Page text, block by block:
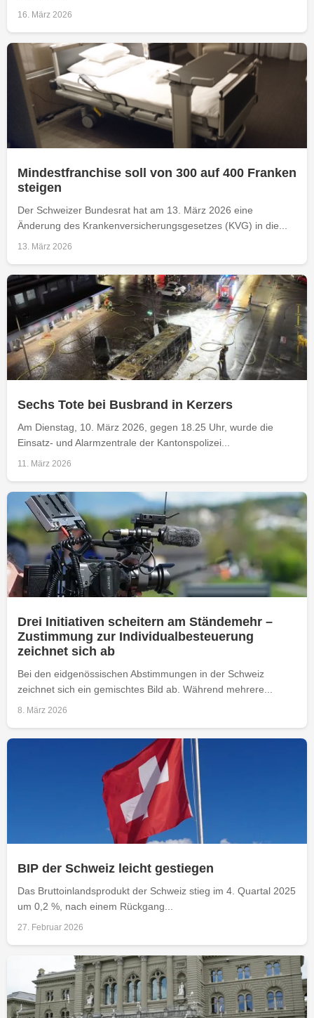
16. März 2026
Mindestfranchise soll von 300 auf 400 Franken
steigen
Der Schweizer Bundesrat hat am 13. März 2026 eine
Änderung des Krankenversicherungsgesetzes (KVG) in die...
13. März 2026
Sechs Tote bei Busbrand in Kerzers
Am Dienstag, 10. März 2026, gegen 18.25 Uhr, wurde die
Einsatz- und Alarmzentrale der Kantonspolizei...
11. März 2026
Drei Initiativen scheitern am Ständemehr –
Zustimmung zur Individualbesteuerung
zeichnet sich ab
Bei den eidgenössischen Abstimmungen in der Schweiz
zeichnet sich ein gemischtes Bild ab. Während mehrere...
8. März 2026
BIP der Schweiz leicht gestiegen
Das Bruttoinlandsprodukt der Schweiz stieg im 4. Quartal 2025
um 0,2 %, nach einem Rückgang...
27. Februar 2026